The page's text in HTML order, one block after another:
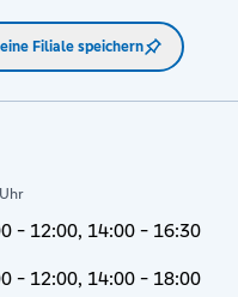
Filiale speichern
- 12:00, 14:00 - 16:30
- 12:00, 14:00 - 18:00